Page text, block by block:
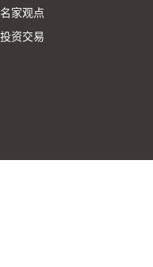
名家观点
投资交易